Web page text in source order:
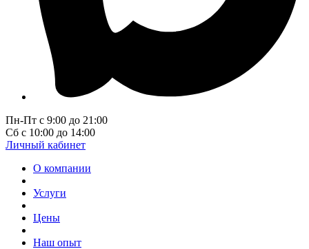
Пн-Пт с 9:00 до 21:00
Сб с 10:00 до 14:00
Личный кабинет
О компании
Услуги
Цены
Наш опыт